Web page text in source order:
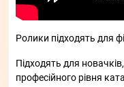
Ролики підходять для
Підходять для
професійного рівня